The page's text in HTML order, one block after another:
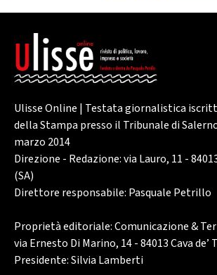
Ulisse Online | Testata giornalistica
della Stampa presso il Tribunale di
marzo 2014
Direzione - Redazione: via Lauro, 11 -
(SA)
Direttore responsabile: Pasquale Petrillo
Proprietà editoriale: Comunicazione &
via Ernesto Di Marino, 14 - 84013 Cava de’
Presidente: Silvia Lamberti